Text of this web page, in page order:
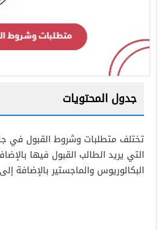
جدول المحتويات
3
تختلف متطلبات وشروط القبول في
التي يريد الطالب القبول فيها
البكالوريوس والماجستير بالإضافة